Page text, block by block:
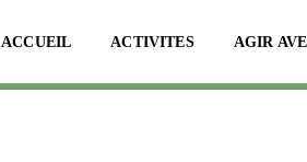
ACCUEIL ACTIVITES AGIR